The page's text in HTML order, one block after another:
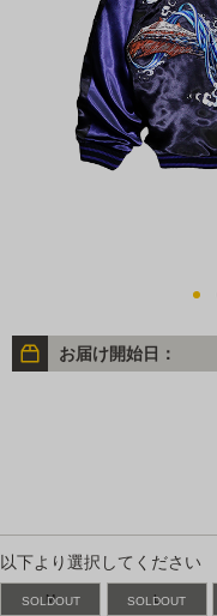
お届け開始日：
以下より選択してください
M L